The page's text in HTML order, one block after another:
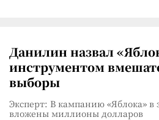
Данилин назвал
инструментом
выборы
Эксперт: В кампанию «Яблока» в
вложены миллионы долларов